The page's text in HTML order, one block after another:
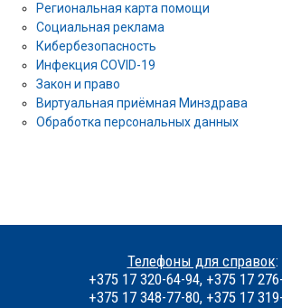
Региональная карта помощи
Социальная реклама
Кибербезопасность
Инфекция COVID-19
Закон и право
Виртуальная приёмная Минздрава
Обработка персональных данных
Телефоны для справок:
+375 17 320-64-94, +375 17
+375 17 348-77-80, +375 17